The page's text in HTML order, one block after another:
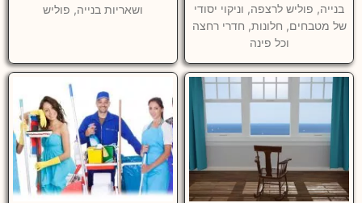
בנייה, פוליש לרצפה, וניקוי יסודי
של מטבחים, חלונות, חדרי רחצה
וכל פינה
ושאריות בנייה, פוליש